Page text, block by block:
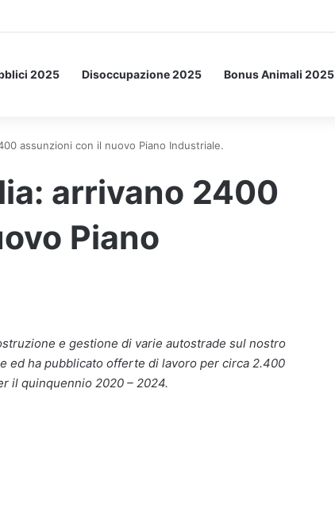
l’esperimento spaziale.
2025 Disoccupazione 2025 Bonus Animali 2025
assunzioni con il nuovo Piano Industriale.
arrivano 2400
Piano
e gestione di varie autostrade sul nostro
ed ha pubblicato offerte di lavoro per circa 2.400
il quinquennio 2020 – 2024.